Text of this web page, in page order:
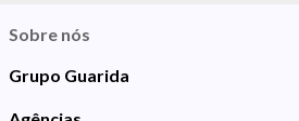
Sobre nós
Grupo Guarida